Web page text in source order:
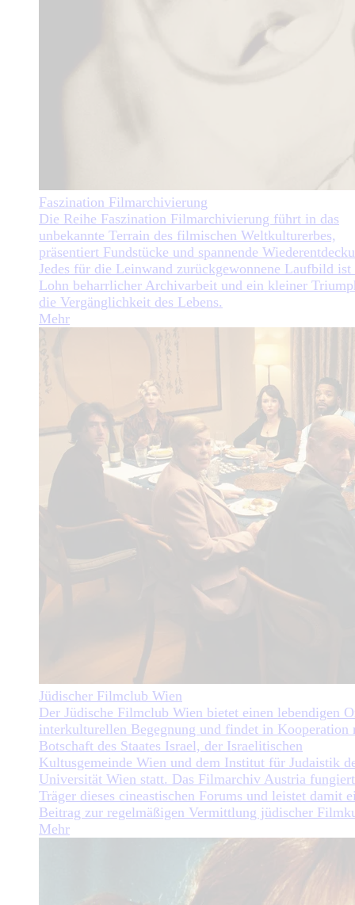
Faszination Filmarchivierung
Die Reihe Faszination Filmarchivierung führt in das
unbekannte Terrain des filmischen Weltkulturerbes,
präsentiert Fundstücke und spannende
Jedes für die Leinwand zurückgewonnene Laufbild ist
Lohn beharrlicher Archivarbeit und ein kleiner
die Vergänglichkeit des Lebens.
Mehr
Jüdischer Filmclub Wien
Der Jüdische Filmclub Wien bietet einen lebendigen
interkulturellen Begegnung und findet in Kooperation
Botschaft des Staates Israel, der Israelitischen
Kultusgemeinde Wien und dem Institut für Judaistik
Universität Wien statt. Das Filmarchiv Austria
Träger dieses cineastischen Forums und leistet damit
Beitrag zur regelmäßigen Vermittlung jüdischer
Mehr